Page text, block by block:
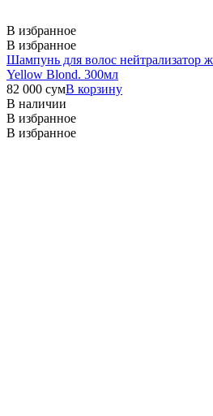
В избранное
В избранное
Шампунь для волос нейтрализатор
Yellow Blond. 300мл
82 000 сумВ корзину
В наличии
В избранное
В избранное